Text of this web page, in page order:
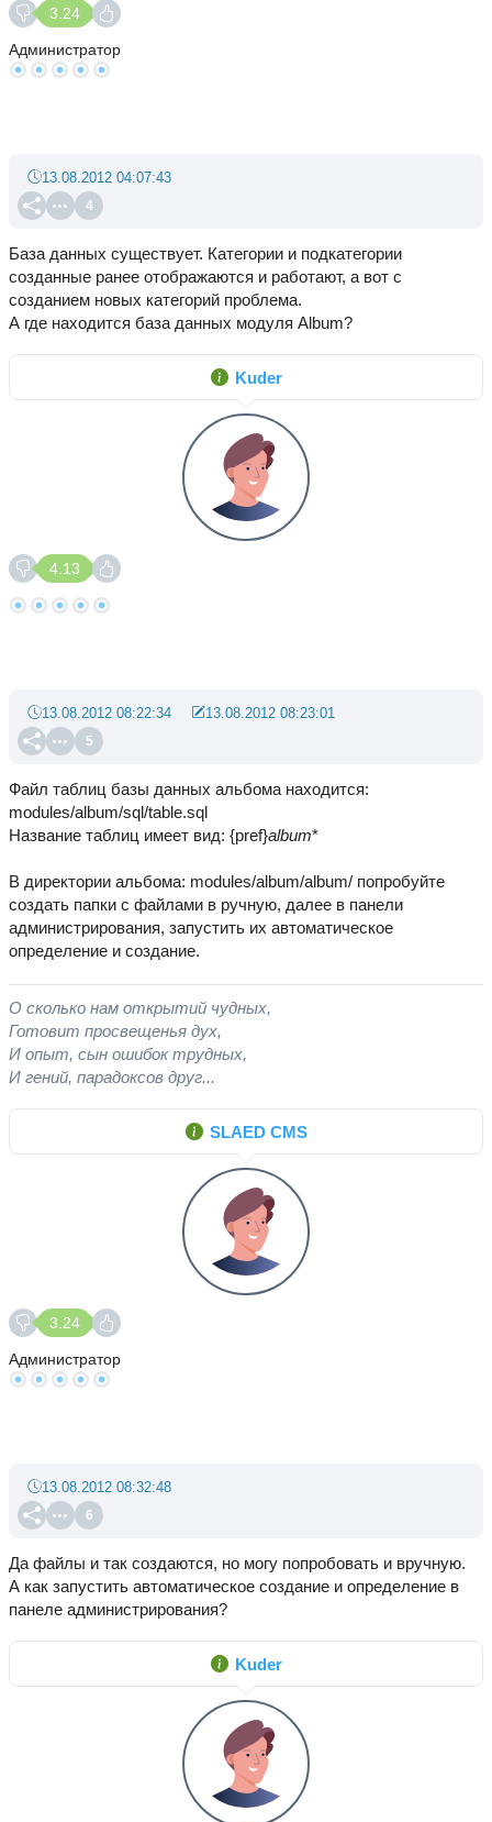
3.24
Администратор
4
13.08.2012 04:07:43
База данных существует. Категории и подкатегории
созданные ранее отображаются и работают, а вот с
созданием новых категорий проблема.
А где находится база данных модуля Album?
Kuder
4.13
5
13.08.2012 08:22:34 13.08.2012 08:23:01
Файл таблиц базы данных альбома находится:
modules/album/sql/table.sql
Название таблиц имеет вид: {pref}album*
В директории альбома: modules/album/album/ попробуйте
создать папки с файлами в ручную, далее в панели
администрирования, запустить их автоматическое
определение и создание.
О сколько нам открытий чудных,
Готовит просвещенья дух,
И опыт, сын ошибок трудных,
И гений, парадоксов друг...
SLAED CMS
3.24
Администратор
6
13.08.2012 08:32:48
Да файлы и так создаются, но могу попробовать и вручную.
А как запустить автоматическое создание и определение в
панеле администрирования?
Kuder